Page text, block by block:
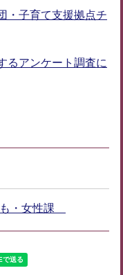
・子育て支援拠点チ
るアンケート調査に
・女性課